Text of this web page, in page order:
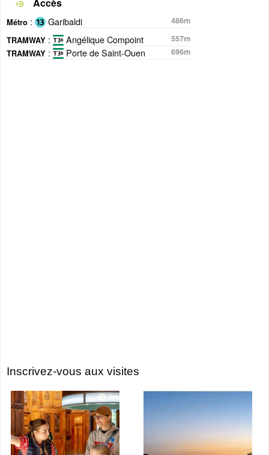
Métro : Garibaldi
486m
TRAMWAY : Angélique Compoint
557m
TRAMWAY : Porte de Saint-Ouen 696m
Inscrivez-vous aux visites